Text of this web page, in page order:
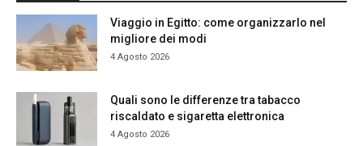
Viaggio in Egitto: come organizzarlo nel
migliore dei modi
4 Agosto 2026
Quali sono le differenze tra tabacco
riscaldato e sigaretta elettronica
4 Agosto 2026